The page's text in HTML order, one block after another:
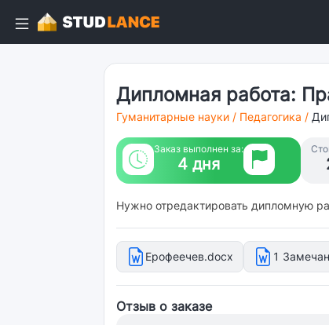
Дипломная работа:
Гуманитарные науки / Педагогика /
Заказ выполнен за:
4 дня
Нужно отредактировать дипломную
Ерофеечев.docx 1
Отзыв о заказе